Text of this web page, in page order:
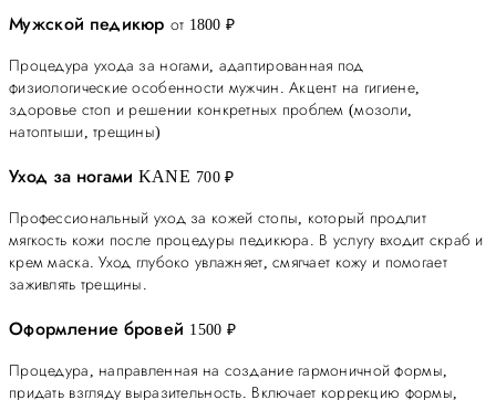
Мужской педикюр от 1800 ₽
Процедура ухода за ногами, адаптированная под
физиологические особенности мужчин. Акцент на гигиене,
здоровье стоп и решении конкретных проблем (мозоли,
натоптыши, трещины)
Уход за ногами KANE 700 ₽
Профессиональный уход за кожей стопы, который продлит
мягкость кожи после процедуры педикюра. В услугу входит скраб и
крем маска. Уход глубоко увлажняет, смягчает кожу и помогает
заживлять трещины.
Оформление бровей 1500 ₽
Процедура, направленная на создание гармоничной формы,
придать взгляду выразительность. Включает коррекцию формы,